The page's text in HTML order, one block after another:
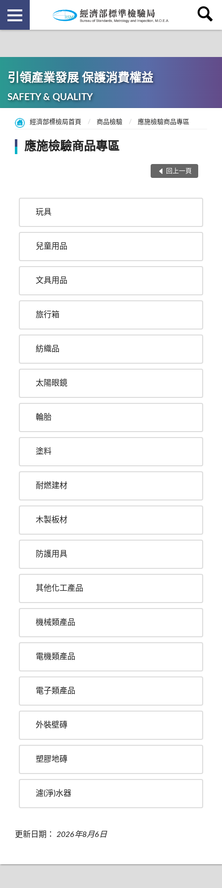
引領產業發展 保護消費權益
SAFETY & QUALITY
經濟部標檢局首頁 商品檢驗 應施檢驗商品專區
應施檢驗商品專區
回上一頁
玩具
兒童用品
文具用品
旅行箱
紡織品
太陽眼鏡
輪胎
塗料
耐燃建材
木製板材
防護用具
其他化工產品
機械類產品
電機類產品
電子類產品
外裝壁磚
塑膠地磚
濾(淨)水器
更新日期： 2026年8月6日